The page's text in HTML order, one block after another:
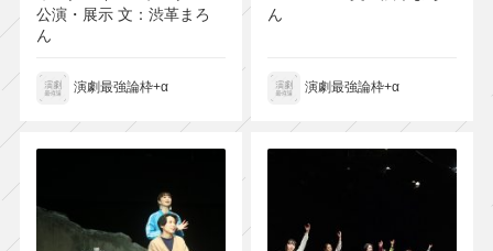
公演・展示 文：渋革まろ
ん
演劇最強論枠+α
ん
演劇最強論枠+α